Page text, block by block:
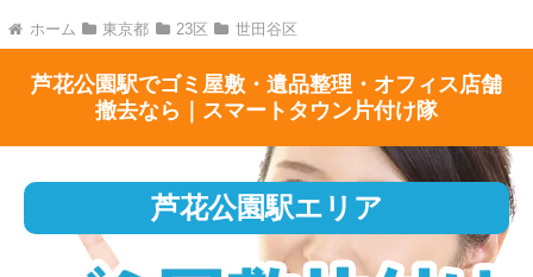
ホーム 東京都 23区 世田谷区
芦花公園駅でゴミ屋敷・遺品整理・オフィス店舗
撤去なら｜スマートタウン片付け隊
芦花公園駅エリア